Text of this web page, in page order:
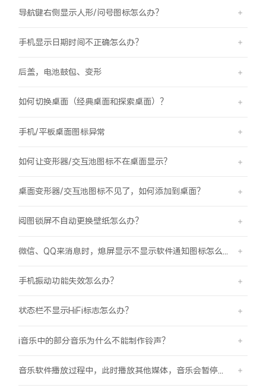
导航键右侧显示人形/问号图标怎么办？
手机显示日期时间不正确怎么办？
后盖，电池鼓包、变形
如何切换桌面（经典桌面和探索桌面）？
手机/平板桌面图标异常
如何让变形器/交互池图标不在桌面显示？
桌面变形器/交互池图标不见了，如何添加到桌面？
阅图锁屏不自动更换壁纸怎么办？
手机振动功能失效怎么办？
状态栏不显示HiFi标志怎么办？
i音乐中的部分音乐为什么不能制作铃声？